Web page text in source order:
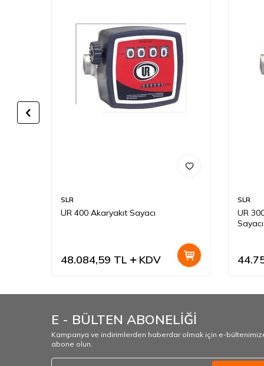
SLR
UR 400 Akaryakıt Sayacı
48.084,59 TL KDV
SLR
UR
E - BÜLTEN ABONELİĞİ
Kampanya ve indirimlerden haberdar olmak için e-
abone olun.